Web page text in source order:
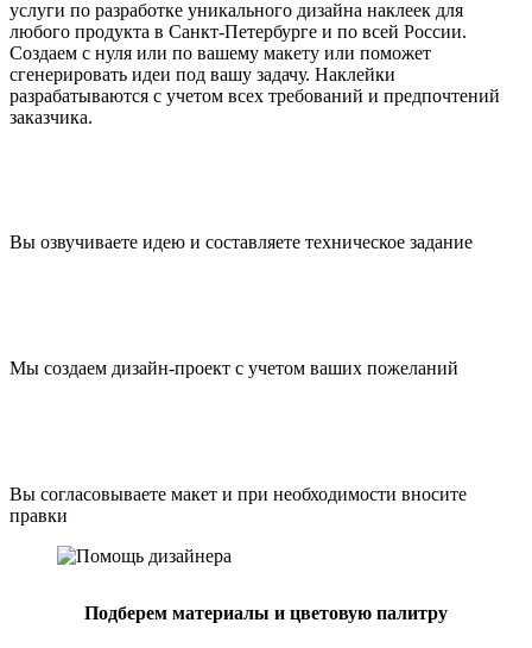
услуги по разработке уникального дизайна наклеек для
любого продукта в Санкт-Петербурге и по всей России.
Создаем с нуля или по вашему макету или поможет
сгенерировать идеи под вашу задачу. Наклейки
разрабатываются с учетом всех требований и предпочтений
заказчика.
Вы озвучиваете идею и составляете техническое задание
Мы создаем дизайн-проект с учетом ваших пожеланий
Вы согласовываете макет и при необходимости вносите
правки
Подберем материалы и цветовую палитру